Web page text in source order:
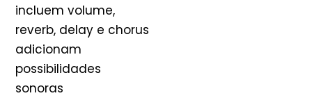
incluem volume,
reverb, delay e chorus
adicionam
possibilidades
sonoras